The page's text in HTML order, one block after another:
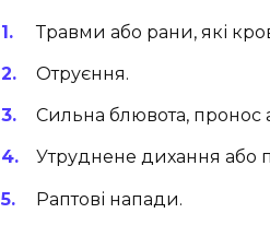
Травми або рани, які
Отруєння.
Сильна блювота, пронос
Утруднене дихання або
Раптові напади.